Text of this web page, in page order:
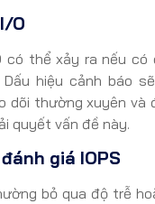
O
có thể xảy ra nếu có
hiệu cảnh báo
dõi thường xuyên và
quyết vấn đề này.
giá IOPS
bỏ qua độ trễ